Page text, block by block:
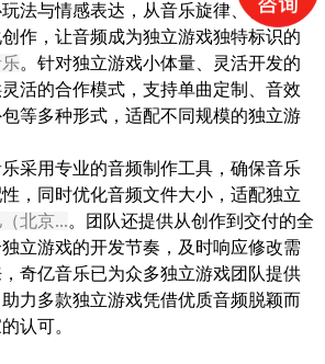
法与情感表达，从音乐旋律、音效质
作，让音频成为独立游戏独特标识的
。针对独立游戏小体量、灵活开发的
活的合作模式，支持单曲定制、音效
等多种形式，适配不同规模的独立游
采用专业的音频制作工具，确保音乐
，同时优化音频文件大小，适配独立
北京...。团队还提供从创作到交付的全
立游戏的开发节奏，及时响应修改需
奇亿音乐已为众多独立游戏团队提供
力多款独立游戏凭借优质音频脱颖而
认可。